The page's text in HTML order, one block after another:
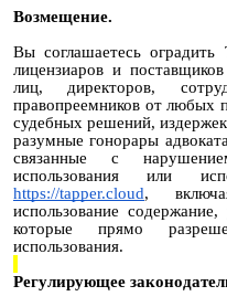
Возмещение.
Вы соглашаетесь
лицензиаров и
лиц, директоров,
правопреемников от любых
судебных решений,
разумные гонорары
связанные с
использования или
https://tapper.cloud,
использование
которые прямо
использования.
Регулирующее